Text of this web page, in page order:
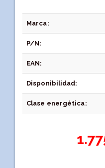
Marca:
P/N:
EAN:
Disponibilidad:
Clase energética: